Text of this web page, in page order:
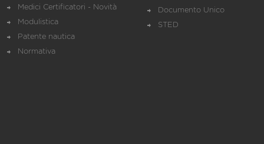
Medici Certificatori - Novità
Modulistica
Patente nautica
Normativa
Documento Unico
STED